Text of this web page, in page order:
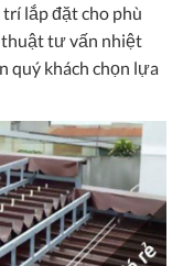
trí lắp đặt cho phù
thuật tư vấn nhiệt
quý khách chọn lựa